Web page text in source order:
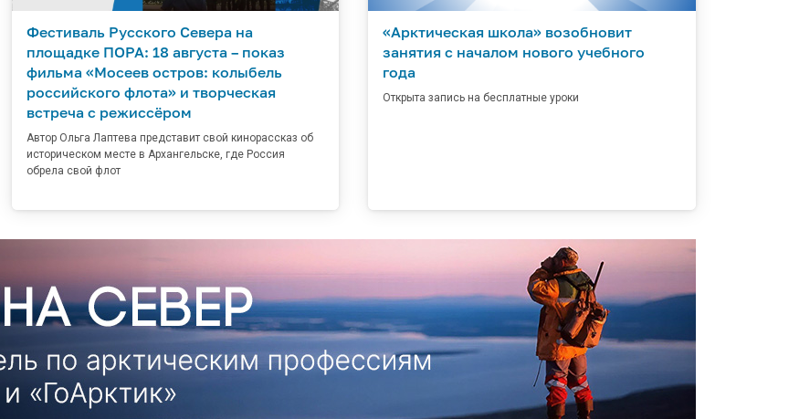
Фестиваль Русского Севера на
площадке ПОРА: 18 августа – показ
фильма «Мосеев остров: колыбель
российского флота» и творческая
встреча с режиссёром
Автор Ольга Лаптева представит свой кинорассказ об
историческом месте в Архангельске, где Россия
обрела свой флот
«Арктическая школа» возобновит
занятия с началом нового учебного
года
Открыта запись на бесплатные уроки